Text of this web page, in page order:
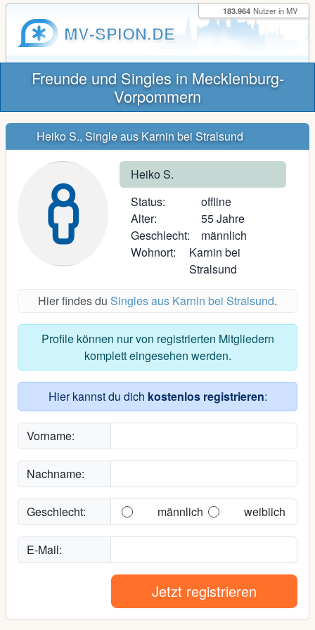
MV-SPION.DE
183.964 Nutzer in MV
Freunde und Singles in Mecklenburg-
Vorpommern
Heiko S., Single aus Karnin bei Stralsund
Heiko S.
Status:
offline
Alter:
55 Jahre
Geschlecht:
männlich
Wohnort:
Karnin bei
Stralsund
Hier findes du Singles aus Karnin bei Stralsund.
Profile können nur von registrierten Mitgliedern
komplett eingesehen werden.
Hier kannst du dich kostenlos registrieren:
Vorname:
Nachname:
Geschlecht: männlich weiblich
E-Mail:
Jetzt registrieren